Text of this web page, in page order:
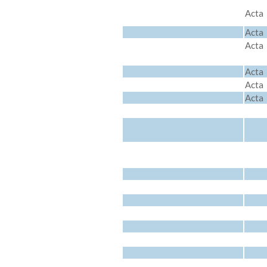
Acta
2 de febrero 2026
Acta
2025
Acta
15 de octubre 2025
Acta
12 de agosto 2025
Acta
26 de junio 2025
Acta
2024
9 de diciembre 2024
Acta
11 de noviembre 2024
Acta
14 de octubre 2024
Acta
6 de agosto 2024
Acta
4 de julio 2024
Acta
9 de mayo 2024
Acta
26 de marzo de 2024
Acta